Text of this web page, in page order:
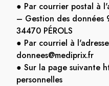
● Par courrier postal à
– Gestion des données
34470 PÉROLS
● Par courriel à
donnees@mediprix.fr
● Sur la page suivante
personnelles